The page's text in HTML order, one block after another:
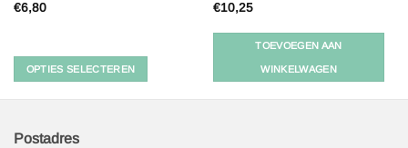
€6,80
OPTIES SELECTEREN
heeft
meerdere
variaties.
optie
€10,25
TOEVOEGEN AAN
WINKELWAGEN
Postadres